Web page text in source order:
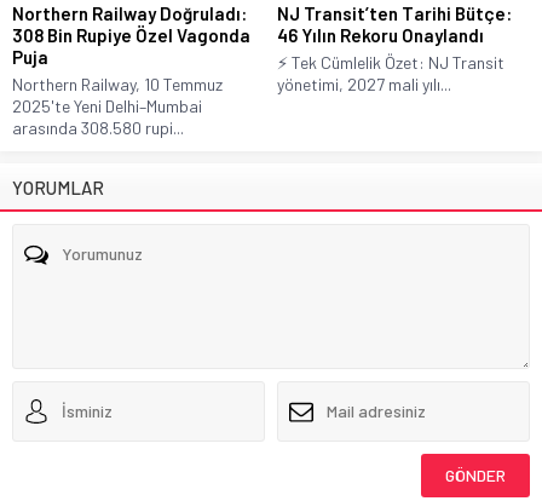
Northern Railway Doğruladı:
308 Bin Rupiye Özel Vagonda
Puja
Northern Railway, 10 Temmuz
2025'te Yeni Delhi–Mumbai
arasında 308.580 rupi...
NJ Transit’ten Tarihi Bütçe:
46 Yılın Rekoru Onaylandı
⚡ Tek Cümlelik Özet: NJ Transit
yönetimi, 2027 mali yılı...
YORUMLAR